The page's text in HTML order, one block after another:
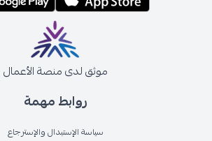
روابط مهمة
سياسة الإستبدال والإسترجاع
موثق لدى منصة الأعمال